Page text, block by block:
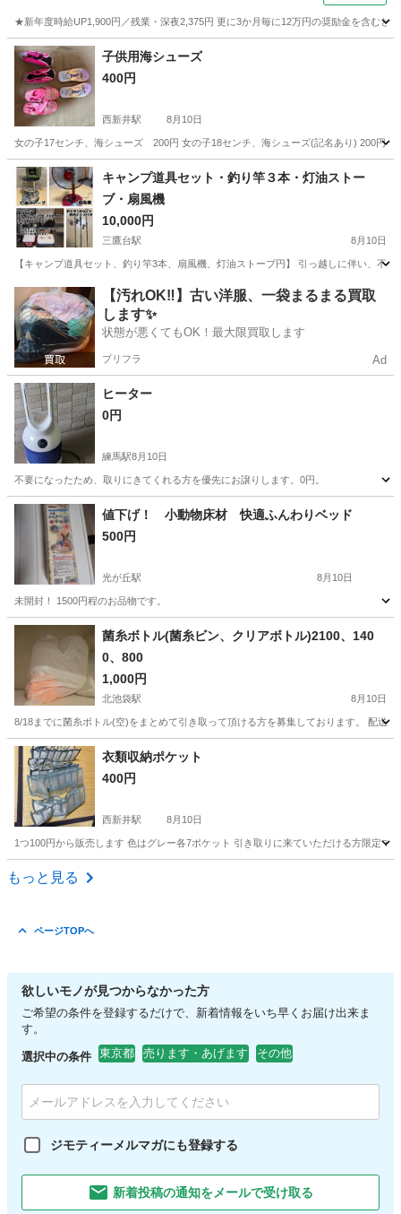
★新年度時給UP1,900円／残業・深夜2,375円 更に3か月毎に12万円の奨励金を含む
神奈川 藤沢市 その他
子供用海シューズ
400円
西新井駅 8月10日
女の子17センチ、海シューズ 200円 女の子18センチ、海シューズ(記名あり) 200円
東京 足立区 西新井駅 その他
キャンプ道具セット・釣り竿３本・灯油ストー
ブ・扇風機
10,000円
三鷹台駅 8月10日
【キャンプ道具セット、釣り竿3本、扇風機、灯油ストーブ円】 引っ越しに伴い、不
東京 三鷹市 三鷹台駅 その他
【汚れOK‼️】古い洋服、一袋まるまる買取
します✨
状態が悪くてもOK！最大限買取します
プリフラ Ad
ヒーター
0円
練馬駅8月10日
不要になったため、取りにきてくれる方を優先にお譲りします。0円。
東京 練馬区 練馬駅 その他
値下げ！ 小動物床材 快適ふんわりベッド
500円
光が丘駅 8月10日
未開封！ 1500円程のお品物です。
東京 練馬区 光が丘駅 その他 小動物
菌糸ボトル(菌糸ビン、クリアボトル)2100、140
0、800
1,000円
北池袋駅 8月10日
8/18までに菌糸ボトル(空)をまとめて引き取って頂ける方を募集しております。 配送
東京 豊島区 北池袋駅 その他
衣類収納ポケット
400円
西新井駅 8月10日
1つ100円から販売します 色はグレー各7ポケット 引き取りに来ていただける方限定
東京 足立区
もっと見る
ページTOPへ
欲しいモノが見つからなかった方
ご希望の条件を登録するだけで、新着情報をいち早くお届け出来ま
す。
選択中の条件 東京都 売ります・あげます その他
ジモティーメルマガにも登録する
新着投稿の通知をメールで受け取る